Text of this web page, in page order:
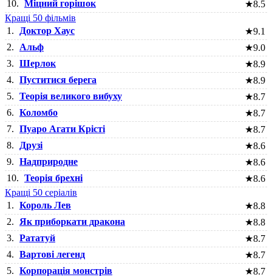
10. Міцний горішок ★8.5
Кращі 50 фільмів
1.
Доктор Хаус ★9.1
2.
Альф ★9.0
3. Шерлок ★8.9
4. Пуститися берега ★8.9
5. Теорія великого вибуху ★8.7
6. Коломбо ★8.7
7. Пуаро Агати Крісті ★8.7
8.
Друзі ★8.6
9. Надприродне ★8.6
10. Теорія брехні ★8.6
Кращі 50 серіалів
1. Король Лев ★8.8
2.
Як приборкати дракона ★8.8
3. Рататуй ★8.7
4. Вартові легенд ★8.7
5. Корпорація монстрів ★8.7